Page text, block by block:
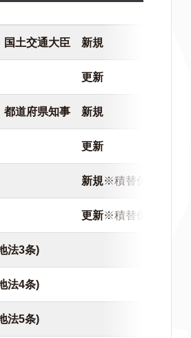
土交通大臣 新規
更新
都道府県知事 新規
更新
許可 新規※積替保管なし
更新※積替保管なし
法3条)
法4条)
法5条)